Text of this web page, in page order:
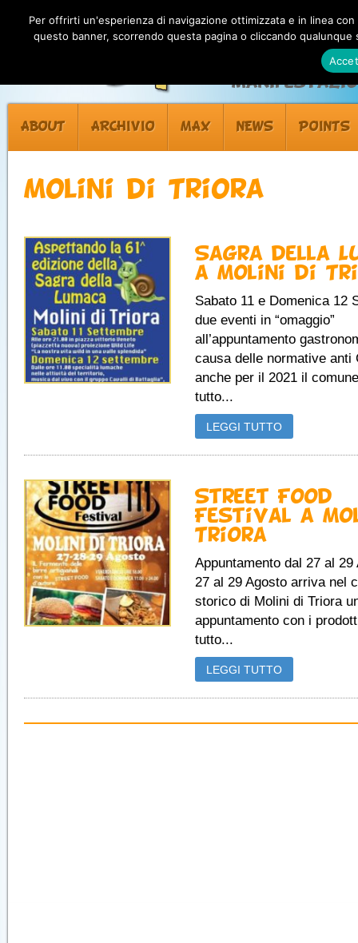
ABOUT ARCHIVIO MAX NEWS POINTS
Molini di Triora
Sagra della
a Molini di
Sabato 11 e Domenica 12
due eventi in “omaggio”
all’appuntamento
causa delle normative anti
anche per il 2021 il
tutto...
LEGGI TUTTO
Street Food
Festival a
Triora
Appuntamento dal 27 al 29
27 al 29 Agosto arriva nel
storico di Molini di Triora
appuntamento con i
tutto...
LEGGI TUTTO
Per offrirti un'esperienza di navigazione ottimizzata e in linea
questo banner, scorrendo questa pagina o cliccando